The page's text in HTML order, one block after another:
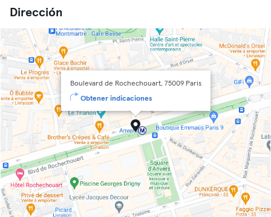
Dirección
Boulevard de Rochechouart, 75009 Paris
Obtener indicaciones